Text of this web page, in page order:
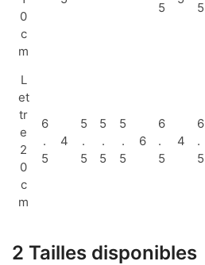
0
c
m
5
5
L
et
tr
e
2
0
c
m
6
.
5
4
5
.
5
5
.
5
5
.
5
6
6
.
5
4
6
.
5
2 Tailles disponibles